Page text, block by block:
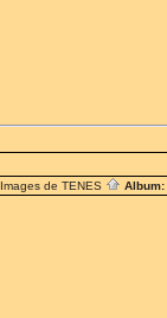
Images de TENES Album: